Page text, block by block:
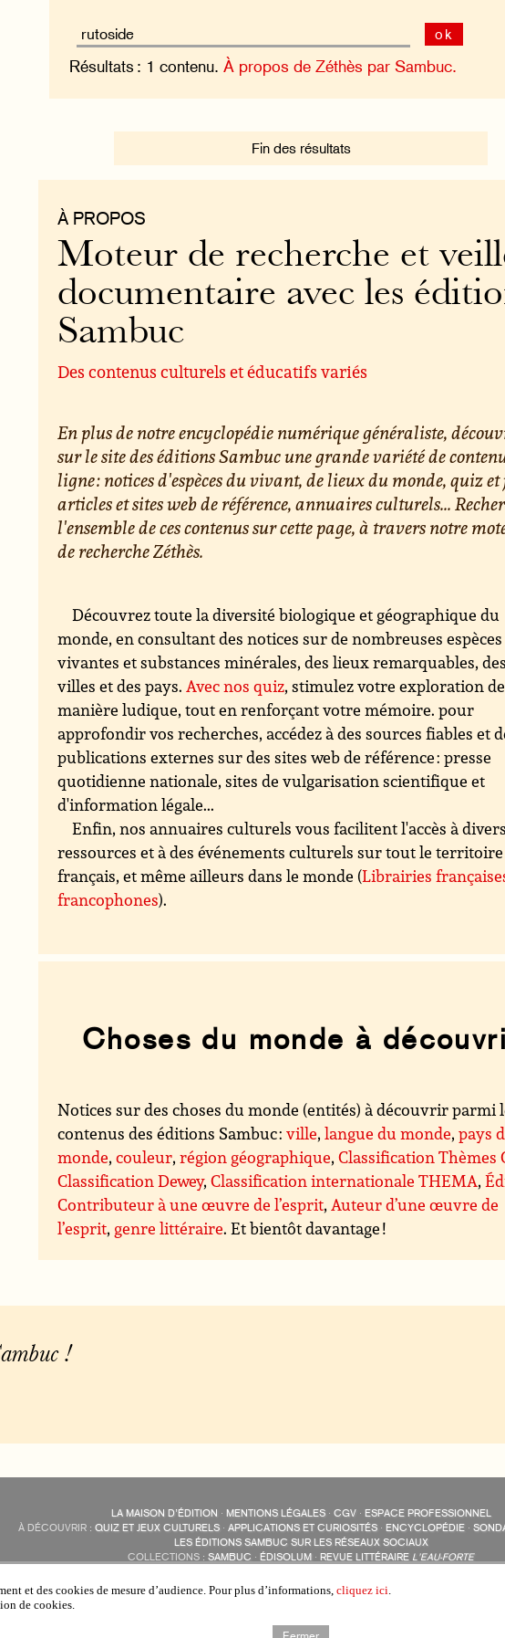
ok
Résultats : 1 contenu. À propos de Zéthès par Sambuc.
Fin des résultats
À PROPOS
Moteur de recherche et
documentaire avec les
Sambuc
Des contenus culturels et éducatifs variés
En plus de notre encyclopédie numérique généraliste,
sur le site des éditions Sambuc une grande variété de
ligne : notices d'espèces du vivant, de lieux du monde, quiz et
articles et sites web de référence, annuaires culturels...
l'ensemble de ces contenus sur cette page, à travers notre
de recherche Zéthès.
Découvrez toute la diversité biologique et géographique du
monde, en consultant des notices sur de nombreuses espèces
vivantes et substances minérales, des lieux remarquables, des
villes et des pays. Avec nos quiz, stimulez votre exploration de
manière ludique, tout en renforçant votre mémoire. pour
approfondir vos recherches, accédez à des sources fiables et
publications externes sur des sites web de référence : presse
quotidienne nationale, sites de vulgarisation scientifique et
d'information légale...
Enfin, nos annuaires culturels vous facilitent l'accès à
ressources et à des événements culturels sur tout le territoire
français, et même ailleurs dans le monde (Librairies
francophones).
Choses du monde à
Notices sur des choses du monde (entités) à découvrir parmi
contenus des éditions Sambuc :ville,langue du monde,pays
monde,couleur,région géographique,Classification Thèmes
Classification Dewey,Classification internationale THEMA,
Contributeur à une œuvre de l’esprit,Auteur d’une œuvre de
l’esprit, genre littéraire. Et bientôt davantage !
!
LA MAISON D’ÉDITION · MENTIONS LÉGALES· CGV· ESPACE PROFESSIONNEL
À DÉCOUVRIR : QUIZ ET JEUX CULTURELS · APPLICATIONS ET CURIOSITÉS · ENCYCLOPÉDIE ·
LES ÉDITIONS SAMBUC SUR LES RÉSEAUX SOCIAUX
COLLECTIONS : SAMBUC · ÉDISOLUM · REVUE LITTÉRAIRE L’EAU-FORTE
et des cookies de mesure d’audience. Pour plus d’informations, cliquez ici.
de cookies.
Fermer